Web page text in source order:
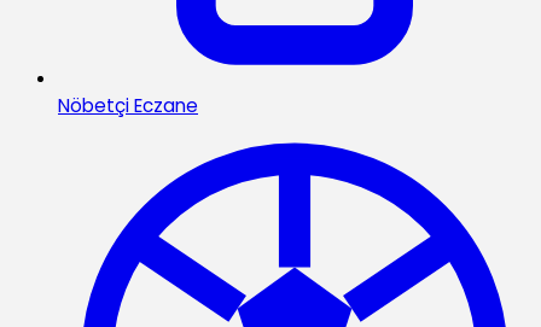
Nöbetçi Eczane